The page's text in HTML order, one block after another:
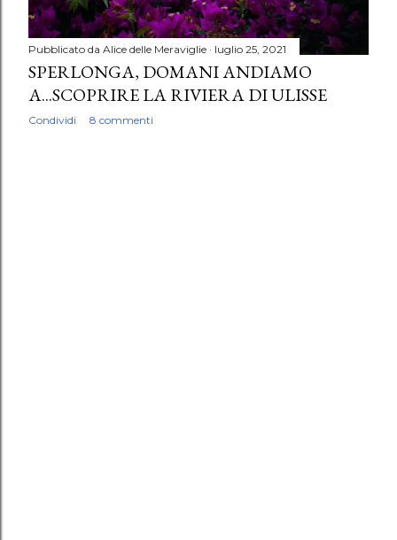
Pubblicato da Alice delle Meraviglie luglio 25, 2021
SPERLONGA, DOMANI ANDIAMO
A...SCOPRIRE LA RIVIERA DI ULISSE
Condividi 8 commenti